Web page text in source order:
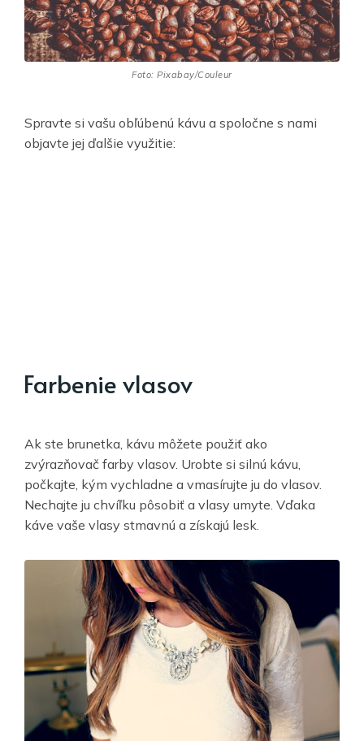
Foto: Pixabay/Couleur
Spravte si vašu obľúbenú kávu a spoločne s nami
objavte jej ďalšie využitie:
Farbenie vlasov
Ak ste brunetka, kávu môžete použiť ako
zvýrazňovač farby vlasov. Urobte si silnú kávu,
počkajte, kým vychladne a vmasírujte ju do vlasov.
Nechajte ju chvíľku pôsobiť a vlasy umyte. Vďaka
káve vaše vlasy stmavnú a získajú lesk.